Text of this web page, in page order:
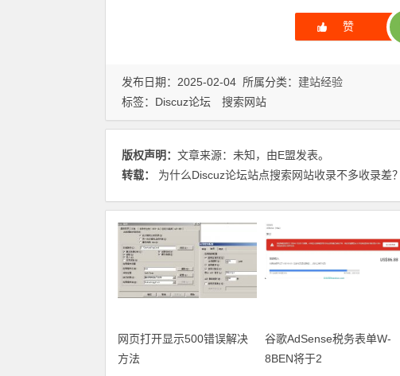
赞
发布日期：2025-02-04 所属分类： 建站经验
标签： Discuz论坛 搜索网站
版权声明： 文章来源：未知，由E盟发表。
转载：
为什么Discuz论坛站点搜索网站收录不多收录差？
网页打开显示500错误解决
方法
谷歌AdSense税务表单W-
8BEN将于2